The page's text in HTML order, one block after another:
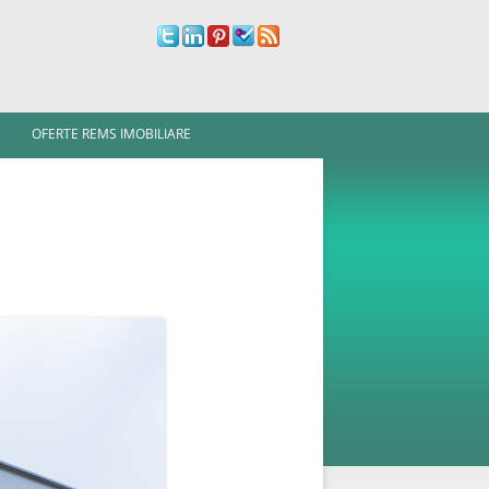
OFERTE REMS IMOBILIARE